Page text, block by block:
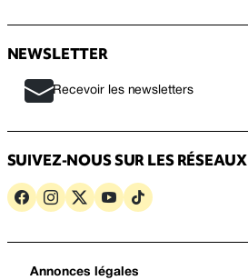
NEWSLETTER
Recevoir les newsletters
SUIVEZ-NOUS SUR LES RÉSEAUX
Annonces légales